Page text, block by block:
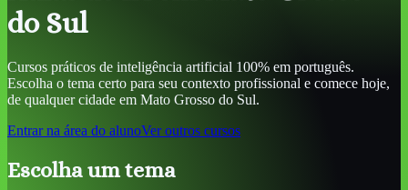
do Sul
Cursos práticos de inteligência artificial 100% em português.
Escolha o tema certo para seu contexto profissional e comece hoje,
de qualquer cidade em Mato Grosso do Sul.
Entrar na área do alunoVer outros cursos
Escolha um tema